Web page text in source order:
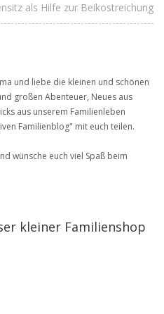
als Hilfe zur Beikostreichung
und liebe die kleinen und schönen
großen Abenteuer, Neues aus
aus unserem Familienleben
Familienblog" mit euch teilen.
wünsche euch viel Spaß beim
kleiner Familienshop